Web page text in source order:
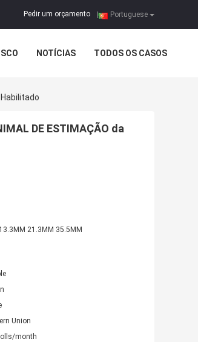
Portuguese
Pedir um orçamento |
NOTÍCIAS TODOS OS CASOS
DE ESTIMAÇÃO da
21.3MM 35.5MM
Union
month